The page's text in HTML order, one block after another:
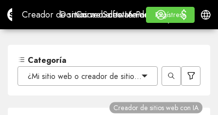
Site.proCreador de sitios web con IA
Creador de sitios web con IA
Dominios
Dominios
Correo electrónico
Correo electrónico
Software de contabilidad
Software de contabilidad
Para
Para Revendedores
MARCA BLANCA
Aprender
Aprender
Regístrese
Regístrese
Inicio de sesión
$
$
Categoría
¿Mi sitio web o creador de sitios no está funcionando?
Creador de sitios web con IA